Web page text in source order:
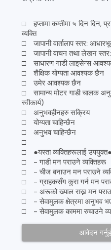
□ हप्तामा कम्तीमा ५ दिन दिन,
व्यक्ति
□ जापानी वार्तालाप स्तर:
□ जापानी वाचन तथा लेखन स्तर:
□ साधारण गाडी लाइसेन्स
□ शैक्षिक योग्यता आवश्यक छैन
□ उमेर आवश्यक छैन
□ सामान्य मोटर गाडी चालक
स्वीकार्य)
□ अनुभवहीनहरु सक्रिय
□ योग्यता चाहिन्छैन
□ अनुभव चाहिन्छैन
□
□ ●यस्ता व्यक्तिहरूलाई उपयुक्त●
□ - गाडी मन पराउने व्यक्तिहरू
□ - चीज बनाउन मन पराउने
□ - ग्राहकसँग कुरा गर्न मन
□ - अरूको ख्याल राख्न मन
□ - सेवामुलक क्षेत्रमा अनुभव
□ - सेवामुलक काममा रुचाउने
आवेदन